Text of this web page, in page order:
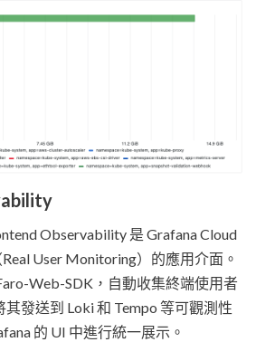
Observability 是 Grafana Cloud
User Monitoring）的應用介面。
Web-SDK，自動收集終端使用者
發送到 Loki 和 Tempo 等可觀測性
的 UI 中進行統一展示。